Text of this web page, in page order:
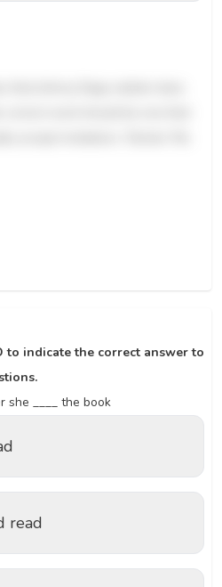
to indicate the correct answer to
she ____ the book
read